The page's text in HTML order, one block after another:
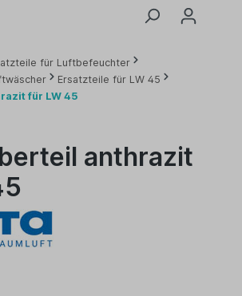
für Luftbefeuchter
Ersatzteile für LW 45
für LW 45
anthrazit